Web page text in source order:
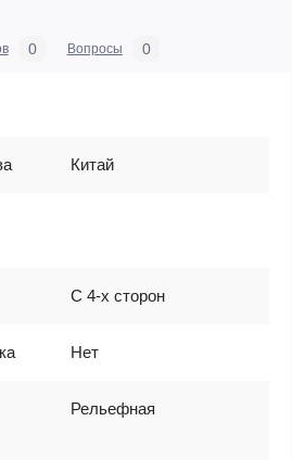
0 Вопросы 0
Китай
С 4-х сторон
Нет
Рельефная